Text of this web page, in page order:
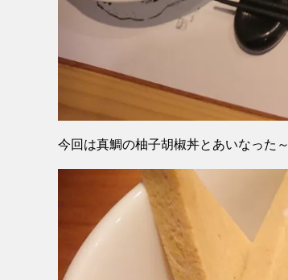
今回は真鯛の柚子胡椒丼とあいなった～